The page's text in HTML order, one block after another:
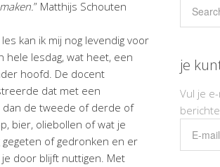
” Matthijs Schouten
kan ik mij nog levendig voor
hele lesdag, wat heet, een
hoofd. De docent
dat met een
de tweede of derde of
bier, oliebollen of wat je
of gedronken en er
door blijft nuttigen. Met
je
Vul je